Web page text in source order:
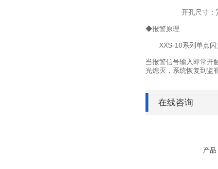
开孔尺寸：宽×高
◆报警原理
XXS-10系列单点闪光
当报警信号输入即常开
光熄灭，系统恢复到监
在线咨询
产品